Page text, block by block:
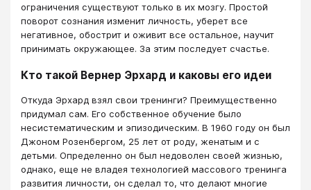
ограничения существуют только в их мозгу. Простой
поворот сознания изменит личность, уберет все
негативное, обострит и оживит все остальное, научит
принимать окружающее. За этим последует счастье.
Кто такой Вернер Эрхард и каковы его идеи
Откуда Эрхард взял свои тренинги? Преимущественно
придумал сам. Его собственное обучение было
несистематическим и эпизодическим. В 1960 году он был
Джоном Розенбергом, 25 лет от роду, женатым и с
детьми. Определенно он был недоволен своей жизнью,
однако, еще не владея технологией массового тренинга
развития личности, он сделал то, что делают многие